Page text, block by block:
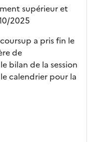
supérieur et
2025
a pris fin le
de
bilan de la session
calendrier pour la